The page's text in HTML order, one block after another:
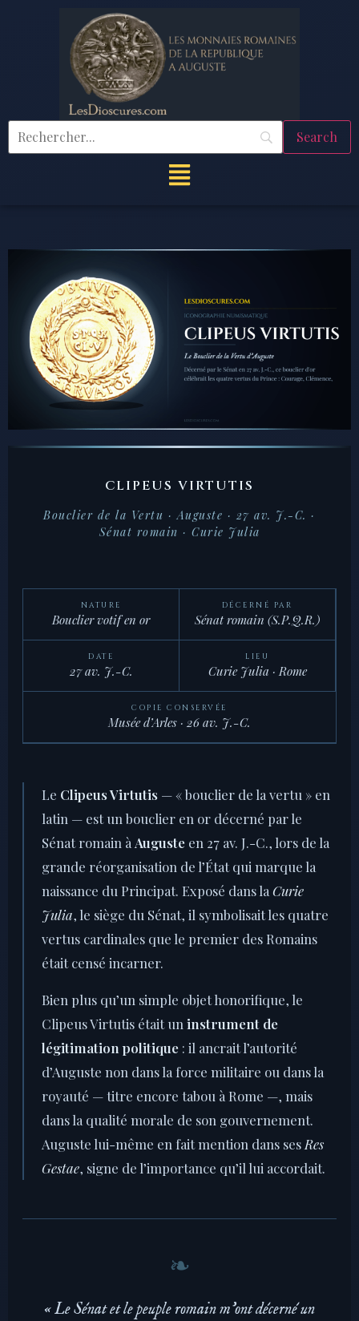
CLIPEUS VIRTUTIS
Bouclier de la Vertu · Auguste · 27 av. J.-C. ·
Sénat romain · Curie Julia
NATURE
Bouclier votif en or
DÉCERNÉ PAR
Sénat romain (S.P.Q.R.)
DATE
27 av. J.-C.
LIEU
Curie Julia · Rome
COPIE CONSERVÉE
Musée d’Arles · 26 av. J.-C.
Le Clipeus Virtutis — « bouclier de la vertu » en
latin — est un bouclier en or décerné par le
Sénat romain à Auguste en 27 av. J.-C., lors de la
grande réorganisation de l’État qui marque la
naissance du Principat. Exposé dans la Curie
Julia, le siège du Sénat, il symbolisait les quatre
vertus cardinales que le premier des Romains
était censé incarner.
Bien plus qu’un simple objet honorifique, le
Clipeus Virtutis était un instrument de
légitimation politique : il ancrait l’autorité
d’Auguste non dans la force militaire ou dans la
royauté — titre encore tabou à Rome —, mais
dans la qualité morale de son gouvernement.
Auguste lui-même en fait mention dans ses Res
Gestae, signe de l’importance qu’il lui accordait.
« Le Sénat et le peuple romain m’ont décerné un